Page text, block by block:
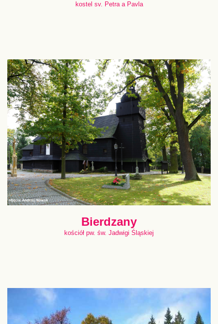
kostel sv. Petra a Pavla
Bierdzany
kościół pw. św. Jadwigi Śląskiej